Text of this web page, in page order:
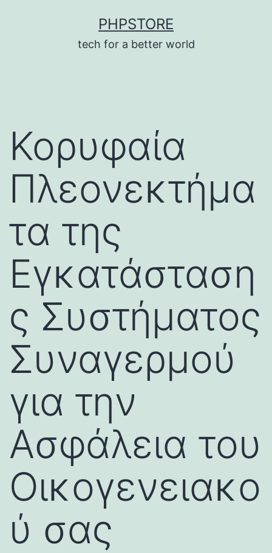
PHPSTORE
tech for a better world
Κορυφαία
Πλεονεκτήμα
τα της
Εγκατάσταση
ς Συστήματος
Συναγερμού
για την
Ασφάλεια του
Οικογενειακο
ύ σας